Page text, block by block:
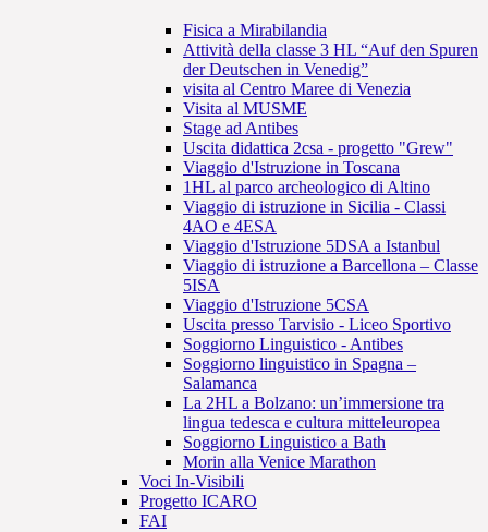
Fisica a Mirabilandia
Attività della classe 3 HL “Auf den Spuren
der Deutschen in Venedig”
visita al Centro Maree di Venezia
Visita al MUSME
Stage ad Antibes
Uscita didattica 2csa - progetto "Grew"
Viaggio d'Istruzione in Toscana
1HL al parco archeologico di Altino
Viaggio di istruzione in Sicilia - Classi
4AO e 4ESA
Viaggio d'Istruzione 5DSA a Istanbul
Viaggio di istruzione a Barcellona – Classe
5ISA
Viaggio d'Istruzione 5CSA
Uscita presso Tarvisio - Liceo Sportivo
Soggiorno Linguistico - Antibes
Soggiorno linguistico in Spagna –
Salamanca
La 2HL a Bolzano: un’immersione tra
lingua tedesca e cultura mitteleuropea
Soggiorno Linguistico a Bath
Morin alla Venice Marathon
Voci In-Visibili
Progetto ICARO
FAI